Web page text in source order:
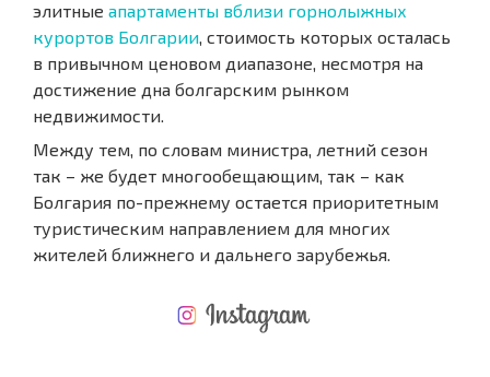
элитные апартаменты вблизи горнолыжных
курортов Болгарии, стоимость которых осталась
в привычном ценовом диапазоне, несмотря на
достижение дна болгарским рынком
недвижимости.
Между тем, по словам министра, летний сезон
так – же будет многообещающим, так – как
Болгария по-прежнему остается приоритетным
туристическим направлением для многих
жителей ближнего и дальнего зарубежья.